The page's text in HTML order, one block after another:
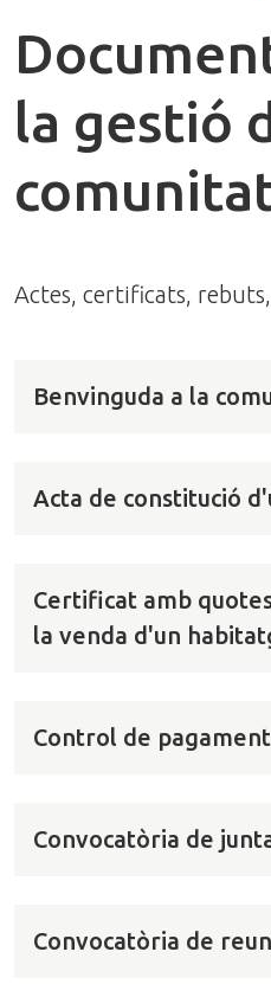
la gestió
Actes, certificats,
Benvinguda a la
Acta de constitució
Certificat amb
la venda d'un
Control de
Convocatòria de
Convocatòria de